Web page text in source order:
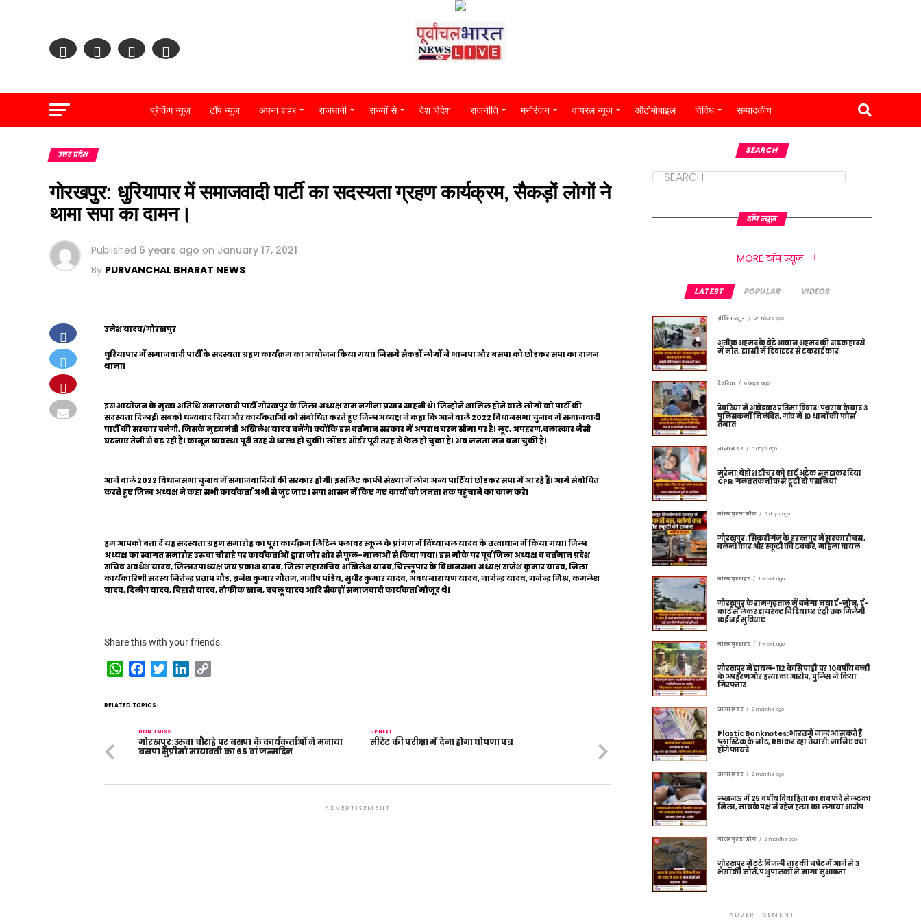
ब्रेकिंग न्यूज़ टॉप न्यूज़ अपना शहर राजधानी राज्यों से देश विदेश राजनीति मनोरंजन वायरल न्यूज़ ऑटोमोबाइल विविध सम्पादकीय
उत्तर प्रदेश
गोरखपुर: धुरियापार में समाजवादी पार्टी का सदस्यता ग्रहण कार्यक्रम, सैकड़ों लोगों ने
थामा सपा का दामन।
Published 6 years ago on January 17, 2021
By PURVANCHAL BHARAT NEWS
उमेश यादव/गोरखपुर
धुरियापार में समाजवादी पार्टी के सदस्यता ग्रहण कार्यक्रम का आयोजन किया गया। जिसमे सैकड़ों लोगों ने भाजपा और बसपा को छोड़कर सपा का दामन
थामा।
इस आयोजन के मुख्य अतिथि समाजवादी पार्टी गोरखपुर के जिला अध्यक्ष राम नगीना प्रसाद साहनी थे। जिन्होने शामिल होने वाले लोगो को पार्टी की
सदस्यता दिलाई। सबको धन्यवाद दिया और कार्यकर्ताओं को संबोधित करते हुए जिलाअध्यक्ष ने कहा कि आने वाले 2022 विधानसभा चुनाव में समाजवादी
पार्टी की सरकार बनेगी, जिसके मुख्यमंत्री अखिलेश यादव बनेंगे। क्योंकि इस वर्तमान सरकार में अपराध चरम सीमा पर है। लूट, अपहरण,बलात्कार जैसी
घटनाएं तेजी से बढ़ रही हैं। कानून व्यवस्था पूरी तरह से ध्वस्थ हो चुकी। लॉ एंड ऑर्डर पूरी तरह से फेल हो चुका है। अब जनता मन बना चुकी है।
आने वाले 2022 विधानसभा चुनाव में समाजवादियों की सरकार होगी। इसलिए काफी संख्या में लोग अन्य पार्टियां छोड़कर सपा में आ रहे हैं। आगे संबोधित
करते हुए जिला अध्यक्ष ने कहा सभी कार्यकर्ता अभी से जुट जाए । सपा शासन में किए गए कार्यों को जनता तक पहुंचाने का काम करे।
हम आपको बता दें यह सदस्यता ग्रहण समारोह का पूरा कार्यक्रम लिटिल फ्लावर स्कूल के प्रांगण में विंध्याचल यादव के तत्वाधान में किया गया। जिला
अध्यक्ष का स्वागत समारोह उरुवा चौराहे पर कार्यकर्ताओं द्वारा जोर शोर से फूल-मालाओं से किया गया। इस मौके पर पूर्व जिला अध्यक्ष व वर्तमान प्रदेश
सचिव अवधेश यादव, जिलाउपाध्यक्ष जय प्रकाश यादव, जिला महासचिव अखिलेश यादव,चिल्लूपार के विधानसभा अध्यक्ष राजेश कुमार यादव, जिला
कार्यकारिणी सदस्य जितेन्द्र प्रताप गौड़, ब्रजेश कुमार गौतम, मनीष पांडेय, सुधीर कुमार यादव, अवध नारायण यादव, नागेन्द्र यादव, गजेन्द्र मिश्र, कमलेश
यादव, दिलीप यादव, बिहारी यादव, तौफीक खान, बबलू यादव आदि सैकड़ों समाजवादी कार्यकर्ता मौजूद थे।
Share this with your friends:
WhatsAppFacebookTwitterLinkedIn
RELATED TOPICS:
UP NEXT
सीटेट की परीक्षा में देना होगा घोषणा पत्र
DON'T MISS
गोरखपुर:उरुवा चौराहे पर बसपा के कार्यकर्ताओं ने मनाया
बसपा सुप्रीमो मायावती का 65 वां जन्मदिन
ADVERTISEMENT
SEARCH
टॉप न्यूज़
MORE टॉप न्यूज़
LATEST POPULAR VIDEOS
ब्रेकिंग न्यूज़ 24 hours ago
अतीक अहमद के बेटे आबान अहमद की सड़क हादसे
में मौत, झांसी में डिवाइडर से टकराई कार
देवरिया 6 days ago
देवरिया में आंबेडकर प्रतिमा विवाद: पथराव के बाद 3
पुलिसकर्मी निलंबित, गांव में 10 थानों की फोर्स
तैनात
ताज़ा ख़बर 6 days ago
मुरैना: बेहोश टीचर को हार्ट अटैक समझकर दिया
CPR, गलत तकनीक से टूटीं दो पसलियां
गोरखपुर ग्रामीण 7 days ago
गोरखपुर: सिकरीगंज के हरदत्तपुर में सरकारी बस,
बलेनो कार और स्कूटी की टक्कर, महिला घायल
गोरखपुर शहर 1 week ago
गोरखपुर के रामगढ़ताल में बनेगा नया ई-ज़ोन, ई-
कार्ट से लेकर डायरेक्ट चिड़ियाघर एंट्री तक मिलेंगी
कई नई सुविधाएं
गोरखपुर शहर 1 week ago
गोरखपुर में डायल-112 के सिपाही पर 10 वर्षीय बच्ची
के अपहरण और हत्या का आरोप, पुलिस ने किया
गिरफ्तार
ताज़ा ख़बर 2 months ago
Plastic Banknotes: भारत में जल्द आ सकते हैं
प्लास्टिक के नोट, RBI कर रहा तैयारी; जानिए क्या
होंगे फायदे
ताज़ा ख़बर 2 months ago
लखनऊ में 25 वर्षीय विवाहिता का शव फंदे से लटका
मिला, मायके पक्ष ने दहेज हत्या का लगाया आरोप
गोरखपुर ग्रामीण 2 months ago
गोरखपुर में टूटे बिजली तार की चपेट में आने से 3
भैंसों की मौत, पशुपालकों ने मांगा मुआवजा
ADVERTISEMENT